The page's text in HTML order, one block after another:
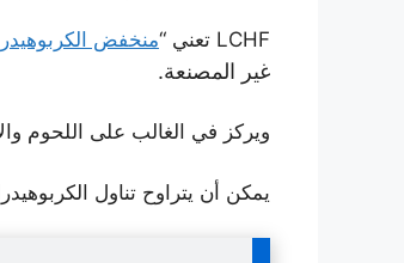
LCHF تعني “ منخفض
غير المصنعة.
ويركز في الغالب على اللحوم
يمكن أن يتراوح تناول الكربوهيدرات